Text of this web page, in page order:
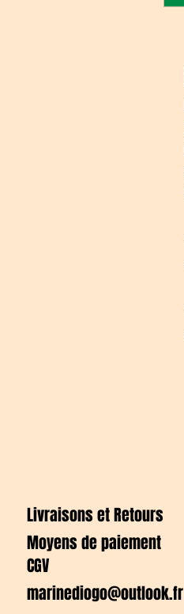
Livraisons et Retours
Moyens de paiement
CGV
marinediogo@outlook.fr